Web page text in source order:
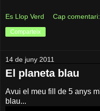
Es Llop Verd Cap comentari:
Comparteix
14 de juny 2011
El planeta blau
Avui el meu fill de 5 anys
blau...